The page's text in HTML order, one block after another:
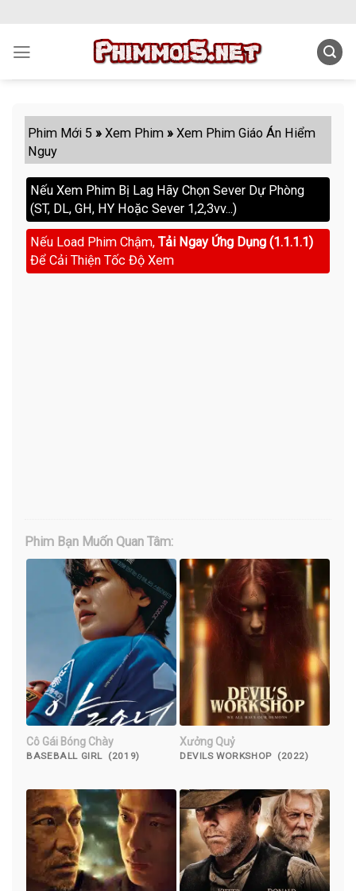
content
Phim Mới 5 »Xem Phim »Xem Phim Giáo Án Hiểm
Nguy
Nếu Xem Phim Bị Lag Hãy Chọn Sever Dự Phòng
(ST, DL, GH, HY Hoặc Sever 1,2,3vv...)
Nếu Load Phim Chậm, Tải Ngay Ứng Dụng (1.1.1.1)
Để Cải Thiện Tốc Độ Xem
Phim Bạn Muốn Quan Tâm:
Cô Gái Bóng Chày
BASEBALL GIRL (2019)
Xưởng Quỷ
DEVILS WORKSHOP (2022)